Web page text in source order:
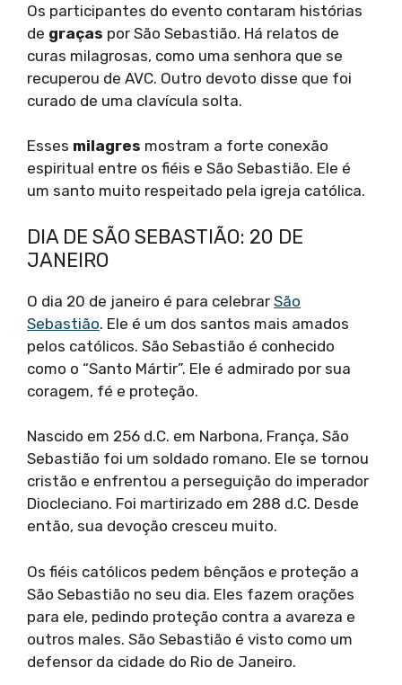
Os participantes do evento contaram histórias
de graças por São Sebastião. Há relatos de
curas milagrosas, como uma senhora que se
recuperou de AVC. Outro devoto disse que foi
curado de uma clavícula solta.
Esses milagres mostram a forte conexão
espiritual entre os fiéis e São Sebastião. Ele é
um santo muito respeitado pela igreja católica.
DIA DE SÃO SEBASTIÃO: 20 DE
JANEIRO
O dia 20 de janeiro é para celebrar São
Sebastião. Ele é um dos santos mais amados
pelos católicos. São Sebastião é conhecido
como o “Santo Mártir”. Ele é admirado por sua
coragem, fé e proteção.
Nascido em 256 d.C. em Narbona, França, São
Sebastião foi um soldado romano. Ele se tornou
cristão e enfrentou a perseguição do imperador
Diocleciano. Foi martirizado em 288 d.C. Desde
então, sua devoção cresceu muito.
Os fiéis católicos pedem bênçãos e proteção a
São Sebastião no seu dia. Eles fazem orações
para ele, pedindo proteção contra a avareza e
outros males. São Sebastião é visto como um
defensor da cidade do Rio de Janeiro.